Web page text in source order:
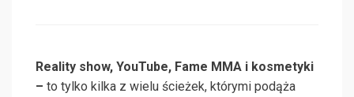
Reality show, YouTube, Fame MMA i kosmetyki
– to tylko kilka z wielu ścieżek, którymi podąża